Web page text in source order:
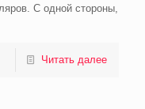
С одной стороны,
Читать далее